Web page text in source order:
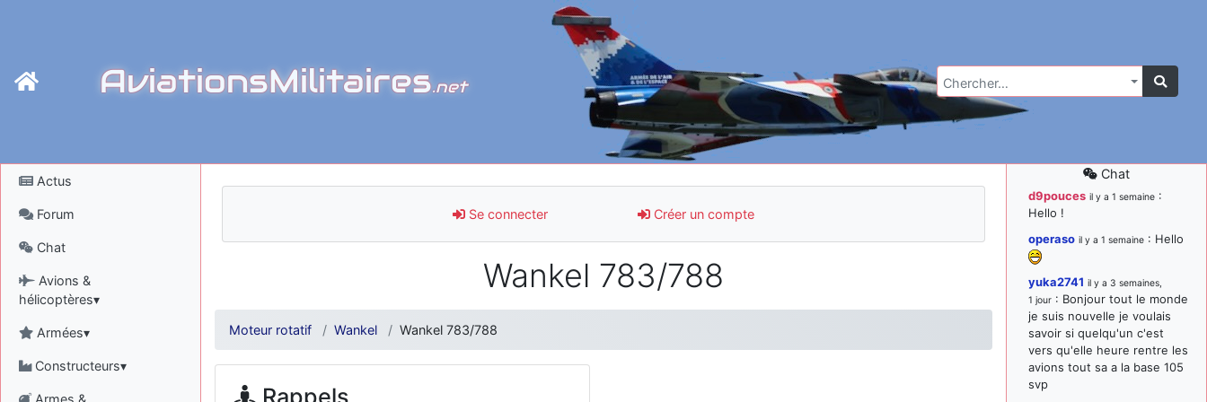
AviationsMilitaires.net Chercher…
Actus
Forum
Chat
Avions &
hélicoptères▾
Armées▾
Constructeurs▾
Armes &
Se connecter Créer un compte
Wankel 783/788
Moteur rotatif Wankel Wankel 783/788
Rappels
Chat
d9pouces il y a 1 semaine :
Hello !
operaso il y a 1 semaine : Hello
yuka2741 il y a 3 semaines,
1 jour : Bonjour tout le monde
je suis nouvelle je voulais
savoir si quelqu'un c'est
vers qu'elle heure rentre les
avions tout sa a la base 105
svp